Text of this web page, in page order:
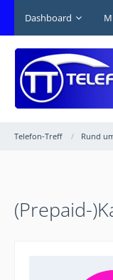
Dashboard
Telefon-Treff Rund
(Prepaid-